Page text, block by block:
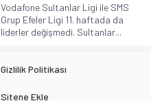
Vodafone Sultanlar Ligi ile SMS
Grup Efeler Ligi 11. haftada da
liderler değişmedi. Sultanlar...
Gizlilik Politikası
Sitene Ekle